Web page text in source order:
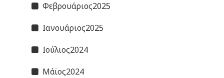
Φεβρουάριος2025
Ιανουάριος2025
Ιούλιος2024
Μάϊος2024